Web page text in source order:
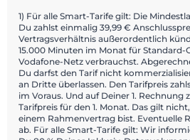
1) Für alle Smart-Tarife gilt: Die
Du zahlst einmalig 39,99 €
Vertragsverhältnis außerordentlich
15.000 Minuten im Monat für Standard-
Vodafone-Netz verbrauchst.
Du darfst den Tarif nicht
an Dritte überlassen. Den Tarifpreis
im Voraus. Und auf Deiner 1. Rechnung
Tarifpreis für den 1. Monat. Das gilt
einem Rahmenvertrag bist. Eventuelle
ab. Für alle Smart-Tarife gilt: Wir